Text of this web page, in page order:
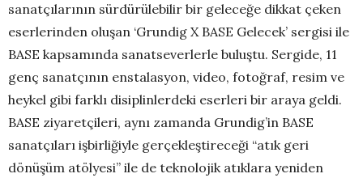
sanatçılarının sürdürülebilir bir geleceğe dikkat çeken
eserlerinden oluşan ‘Grundig X BASE Gelecek’ sergisi ile
BASE kapsamında sanatseverlerle buluştu. Sergide, 11
genç sanatçının enstalasyon, video, fotoğraf, resim ve
heykel gibi farklı disiplinlerdeki eserleri bir araya geldi.
BASE ziyaretçileri, aynı zamanda Grundig’in BASE
sanatçıları işbirliğiyle gerçekleştireceği “atık geri
dönüşüm atölyesi” ile de teknolojik atıklara yeniden